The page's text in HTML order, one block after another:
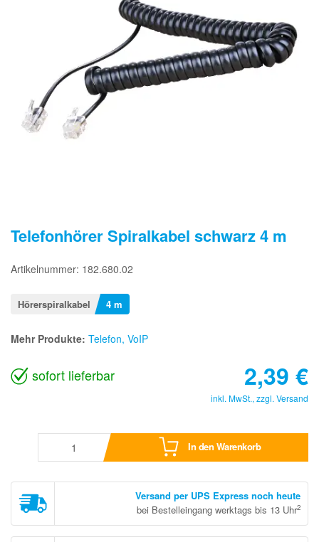
Telefonhörer Spiralkabel schwarz 4 m
Artikelnummer: 182.680.02
Hörerspiralkabel 4 m
Mehr Produkte: Telefon, VoIP
sofort lieferbar 2,39 €
inkl. MwSt., zzgl. Versand
In den Warenkorb
Versand per UPS Express noch heute
bei Bestelleingang werktags bis 13 Uhr2